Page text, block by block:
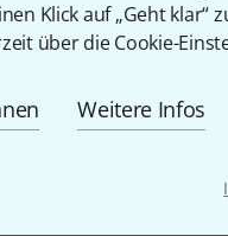
Klick auf „Geht klar“
über die Cookie-
Weitere Infos
S Gong Mallet Small
3